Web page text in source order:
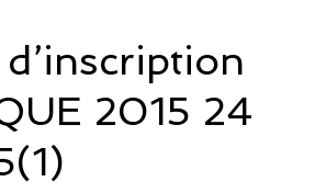
2015 24